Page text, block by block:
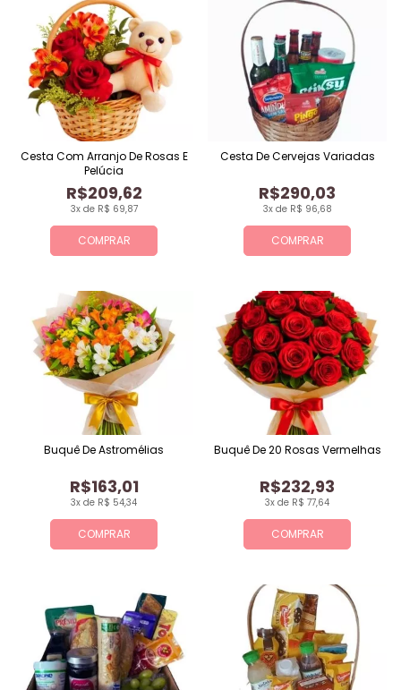
COMPRAR
3x de R$ 69,87
R$209,62
Cesta Com Arranjo De Rosas E
Pelúcia
COMPRAR
3x de R$ 96,68
R$290,03
Cesta De Cervejas Variadas
COMPRAR
3x de R$ 54,34
R$163,01
Buquê De Astromélias
COMPRAR
3x de R$ 77,64
R$232,93
Buquê De 20 Rosas Vermelhas